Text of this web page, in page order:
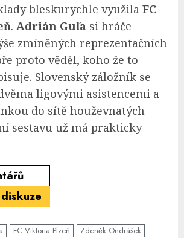
bleskurychle využila FC
. Adrián Guľa si hráče
zmíněných reprezentačních
proto věděl, koho že to
Slovenský záložník se
ligovými asistencemi a
do sítě houževnatých
sestavu už má prakticky
FC Viktoria Plzeň Zdeněk Ondrášek